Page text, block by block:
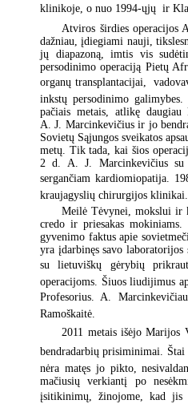
klinikoje, o nuo 1994-ųjų  ir
Atviros širdies operacijos
dažniau, įdiegiami nauji,
jų diapazoną, imtis vis
persodinimo operaciją Pietų
organų transplantacijai, 
inkstų persodinimo
pačiais metais, atlikę
A. J. Marcinkevičius ir jo
Sovietų Sąjungos sveikatos
metų. Tik tada, kai šios
2 d. A. J. Marcinkevičius su
sergančiam kardiomiopatija.
kraujagyslių chirurgijos klinikai.
Meilė Tėvynei, mokslui ir
credo ir priesakas
gyvenimo faktus apie
yra įdarbinęs savo
su lietuviškų gėrybių
operacijoms. Šiuos liudijimus
Profesorius. A.
Ramoškaitė.
2011 metais išėjo Marijos
bendradarbių prisiminimai. Štai
nėra matęs jo pikto,
mačiusių verkiantį po
įsitikinimų, žinojome, kad jis